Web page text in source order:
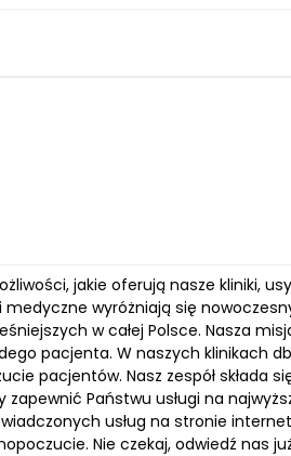
jakie oferują nasze kliniki,
wyróżniają się
w całej Polsce. Nasza
pacjenta. W naszych klinikach
pacjentów. Nasz zespół składa
Państwu usługi na
usług na stronie
Nie czekaj, odwiedź nas